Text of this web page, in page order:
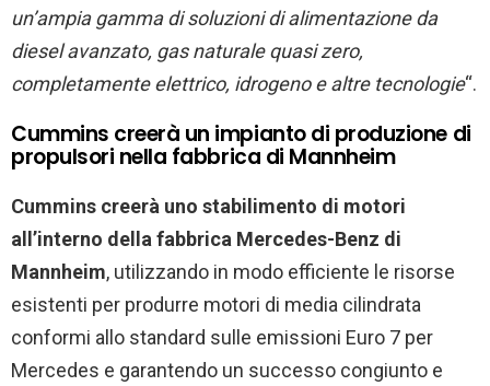
un’ampia gamma di soluzioni di alimentazione da
diesel avanzato, gas naturale quasi zero,
completamente elettrico, idrogeno e altre tecnologie“.
Cummins creerà un impianto di produzione di
propulsori nella fabbrica di Mannheim
Cummins creerà uno stabilimento di motori
all’interno della fabbrica Mercedes-Benz di
Mannheim, utilizzando in modo efficiente le risorse
esistenti per produrre motori di media cilindrata
conformi allo standard sulle emissioni Euro 7 per
Mercedes e garantendo un successo congiunto e